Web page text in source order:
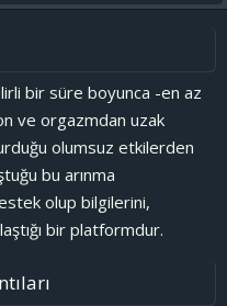
bir süre boyunca -en az
ve orgazmdan uzak
olumsuz etkilerden
bu arınma
olup bilgilerini,
bir platformdur.